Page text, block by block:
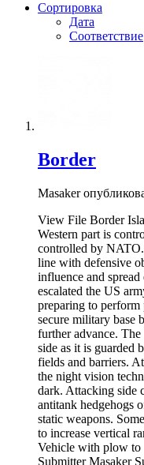
Сортировка
Дата
Соответствие
Border
Masaker
View File Border
Western part is
controlled by
line with defensive
influence and
escalated the US
preparing to perform
secure military base
further advance.
side as it is guarded
fields and barriers.
the night vision
dark. Attacking side
antitank hedgehogs
static weapons.
to increase vertical
Vehicle with plow to
Submitter Masaker